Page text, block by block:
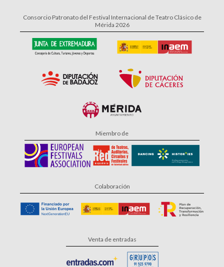
Consorcio Patronato del Festival Internacional de Teatro Clásico de
Mérida 2026
Miembro de
Colaboración
Venta de entradas